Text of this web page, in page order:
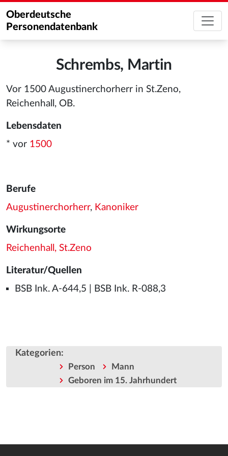
Oberdeutsche
Personendatenbank
Schrembs, Martin
Vor 1500 Augustinerchorherr in St.Zeno,
Reichenhall, OB.
Lebensdaten
* vor 1500
Berufe
Augustinerchorherr, Kanoniker
Wirkungsorte
Reichenhall, St.Zeno
Literatur/Quellen
BSB Ink. A-644,5 | BSB Ink. R-088,3
Kategorien:
Person
Mann
Geboren im 15. Jahrhundert